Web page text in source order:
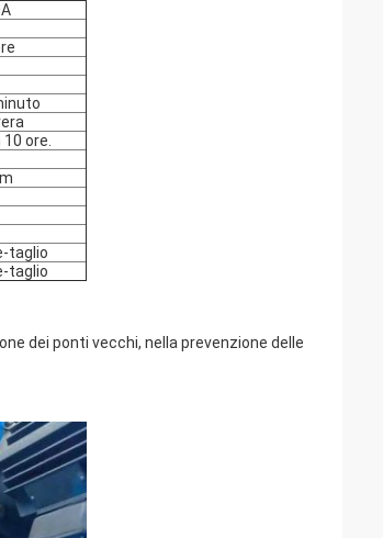
ore.
taglio
taglio
dei ponti vecchi, nella prevenzione delle